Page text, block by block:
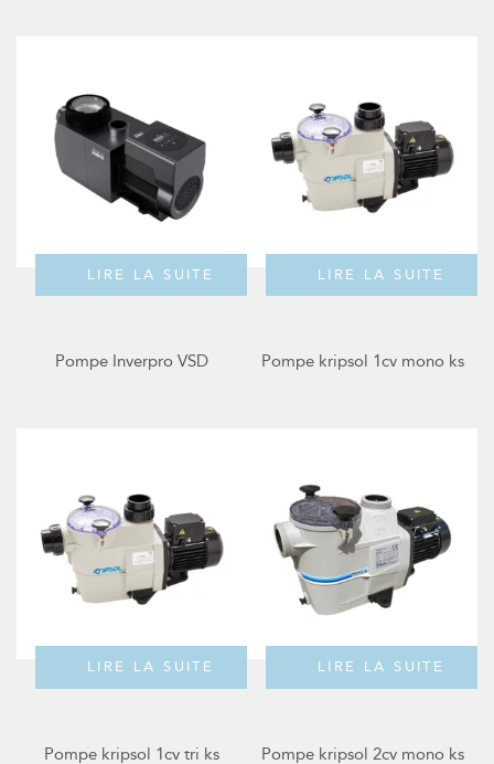
LIRE LA SUITE
Pompe Inverpro VSD
LIRE LA SUITE
Pompe kripsol 1cv mono ks
LIRE LA SUITE
Pompe kripsol 1cv tri ks
LIRE LA SUITE
Pompe kripsol 2cv mono ks